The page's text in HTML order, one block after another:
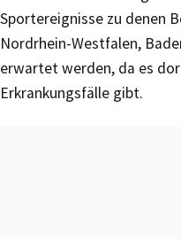
Sportereignisse zu denen
Nordrhein-Westfalen,
erwartet werden, da es
Erkrankungsfälle gibt.